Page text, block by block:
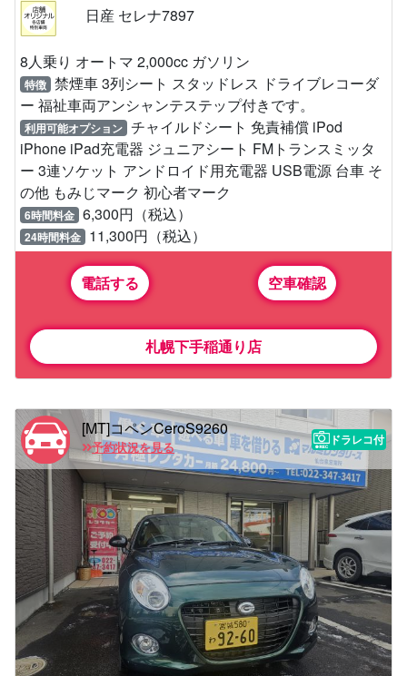
日産 セレナ7897
8人乗り オートマ 2,000cc ガソリン
特徴 禁煙車 3列シート スタッドレス ドライブレコーダ
ー 福祉車両アンシャンテステップ付きです。
利用可能オプション チャイルドシート 免責補償 iPod
iPhone iPad充電器 ジュニアシート FMトランスミッタ
ー 3連ソケット アンドロイド用充電器 USB電源 台車 そ
の他 もみじマーク 初心者マーク
6時間料金 6,300円（税込）
24時間料金 11,300円（税込）
電話する 空車確認
札幌下手稲通り店
[MT]コペンCeroS9260
予約状況を見る
ドラレコ付